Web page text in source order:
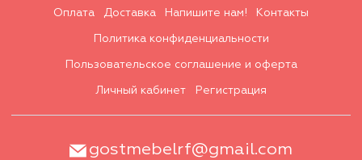
Оплата Доставка Напишите нам! Контакты
Политика конфиденциальности
Пользовательское соглашение и оферта
Личный кабинет Регистрация
gostmebelrf@gmail.com